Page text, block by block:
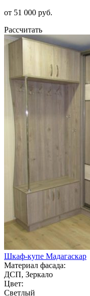
от 51 000 руб.
Рассчитать
Шкаф-купе Мадагаскар
Материал фасада:
ДСП, Зеркало
Цвет:
Светлый